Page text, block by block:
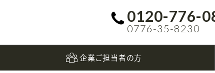
0120-776-
0776-35-8230
企業ご担当者の方